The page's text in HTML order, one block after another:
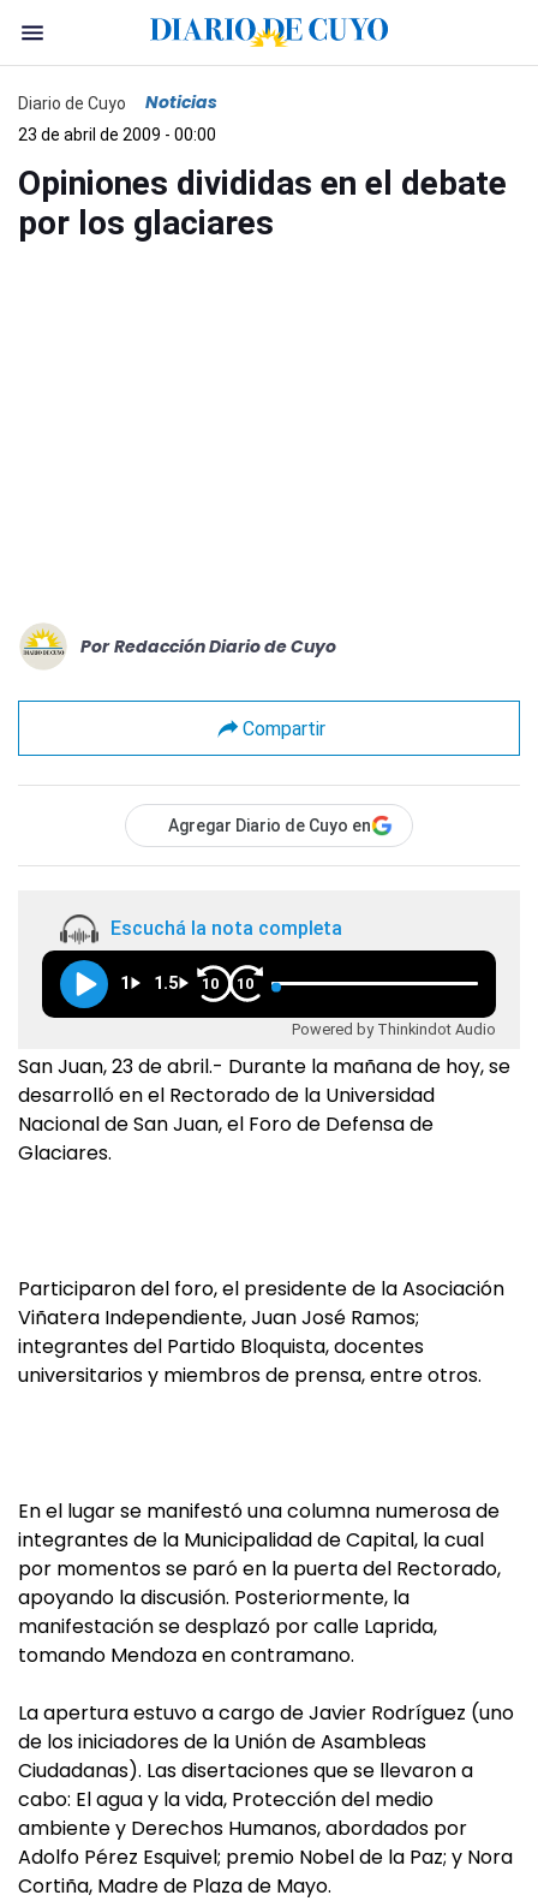
Diario de Cuyo Noticias
23 de abril de 2009 - 00:00
Opiniones divididas en el debate
por los glaciares
Por Redacción Diario de Cuyo
Compartir
Agregar Diario de Cuyo en
Escuchá la nota completa
1 1.5 10 10
Powered by Thinkindot Audio
San Juan, 23 de abril.- Durante la mañana de hoy, se
desarrolló en el Rectorado de la Universidad
Nacional de San Juan, el Foro de Defensa de
Glaciares.
Participaron del foro, el presidente de la Asociación
Viñatera Independiente, Juan José Ramos;
integrantes del Partido Bloquista, docentes
universitarios y miembros de prensa, entre otros.
En el lugar se manifestó una columna numerosa de
integrantes de la Municipalidad de Capital, la cual
por momentos se paró en la puerta del Rectorado,
apoyando la discusión. Posteriormente, la
manifestación se desplazó por calle Laprida,
tomando Mendoza en contramano.
La apertura estuvo a cargo de Javier Rodríguez (uno
de los iniciadores de la Unión de Asambleas
Ciudadanas). Las disertaciones que se llevaron a
cabo: El agua y la vida, Protección del medio
ambiente y Derechos Humanos, abordados por
Adolfo Pérez Esquivel; premio Nobel de la Paz; y Nora
Cortiña, Madre de Plaza de Mayo.